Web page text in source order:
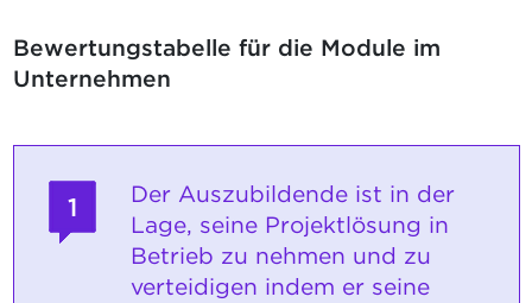
Bewertungstabelle für die Module im
Unternehmen
1
Der Auszubildende ist in der
Lage, seine Projektlösung in
Betrieb zu nehmen und zu
verteidigen indem er seine